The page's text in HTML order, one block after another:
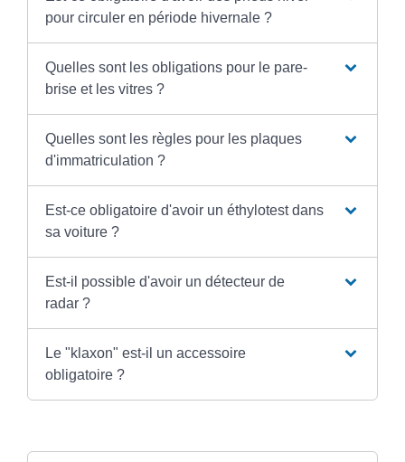
pour circuler en période hivernale ?
Quelles sont les obligations pour le pare-
brise et les vitres ?
Quelles sont les règles pour les plaques
d'immatriculation ?
Est-ce obligatoire d'avoir un éthylotest dans
sa voiture ?
Est-il possible d'avoir un détecteur de
radar ?
Le "klaxon" est-il un accessoire
obligatoire ?